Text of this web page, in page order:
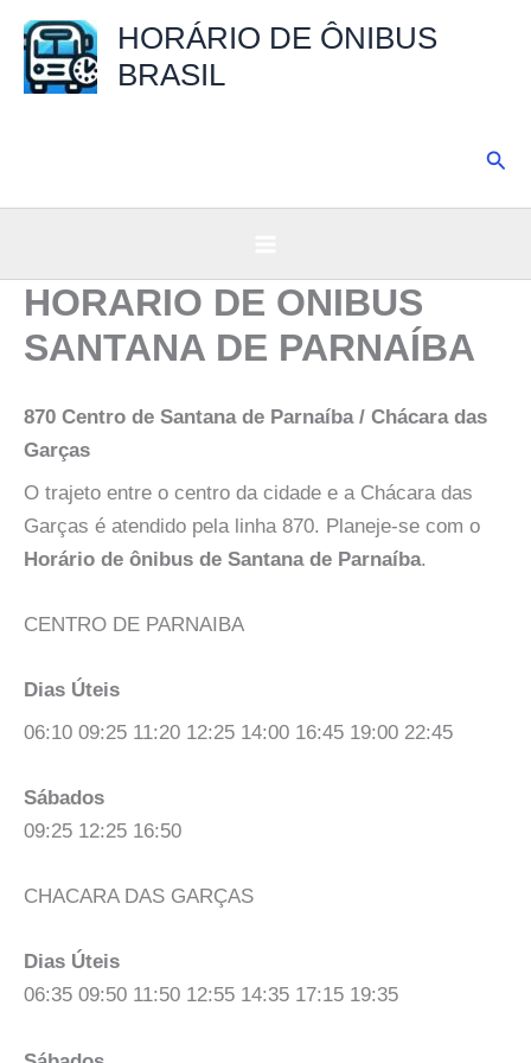
para
HORÁRIO DE ÔNIBUS
BRASIL
HORARIO DE ONIBUS
SANTANA DE PARNAÍBA
870 Centro de Santana de Parnaíba / Chácara das
Garças
O trajeto entre o centro da cidade e a Chácara das
Garças é atendido pela linha 870. Planeje-se com o
Horário de ônibus de Santana de Parnaíba.
CENTRO DE PARNAIBA
Dias Úteis
06:10 09:25 11:20 12:25 14:00 16:45 19:00 22:45
Sábados
09:25 12:25 16:50
CHACARA DAS GARÇAS
Dias Úteis
06:35 09:50 11:50 12:55 14:35 17:15 19:35